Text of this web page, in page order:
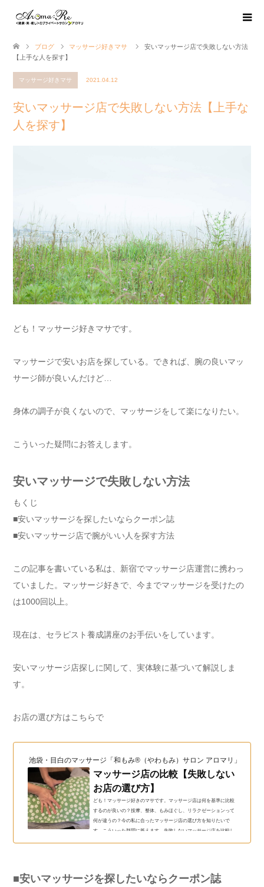
ブログ マッサージ好きマサ
安いマッサージ店で失敗しない方法
【上手な人を探す】
マッサージ好きマサ 2021.04.12
安いマッサージ店で失敗しない方法【上手な
人を探す】
ども！マッサージ好きマサです。
マッサージで安いお店を探している。できれば、腕の良いマッ
サージ師が良いんだけど…
身体の調子が良くないので、マッサージをして楽になりたい。
こういった疑問にお答えします。
安いマッサージで失敗しない方法
もくじ
■安いマッサージを探したいならクーポン誌
■安いマッサージ店で腕がいい人を探す方法
この記事を書いている私は、新宿でマッサージ店運営に携わっ
ていました。マッサージ好きで、今までマッサージを受けたの
は1000回以上。
現在は、セラピスト養成講座のお手伝いをしています。
安いマッサージ店探しに関して、実体験に基づいて解説しま
す。
お店の選び方はこちらで
池袋・目白のマッサージ「和もみ®（やわもみ）サロン アロマリ」（和
マッサージ店の比較【失敗しない
お店の選び方】
ども！マッサージ好きのマサです。マッサージ店は何を基準に比較
するのが良いの？按摩、整体、もみほぐし、リラクゼーションって
何が違うの？今の私に合ったマッサージ店の選び方を知りたいで
す。こういった疑問に答えます。失敗しないマッサージ店を比較し
します。■マッサー...
■安いマッサージを探したいならクーポン誌